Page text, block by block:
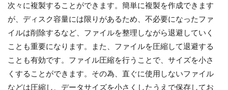
次々に複製することができます。簡単に複製を作成できます
が、ディスク容量には限りがあるため、不必要になったファ
イルは削除するなど、ファイルを整理しながら退避していく
ことも重要になります。また、ファイルを圧縮して退避する
ことも有効です。ファイル圧縮を行うことで、サイズを小さ
くすることができます。その為、直ぐに使用しないファイル
などは圧縮し、データサイズを小さくしたうえで保存してお